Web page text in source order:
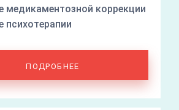
медикаментозной коррекции
психотерапии
ПОДРОБНЕЕ